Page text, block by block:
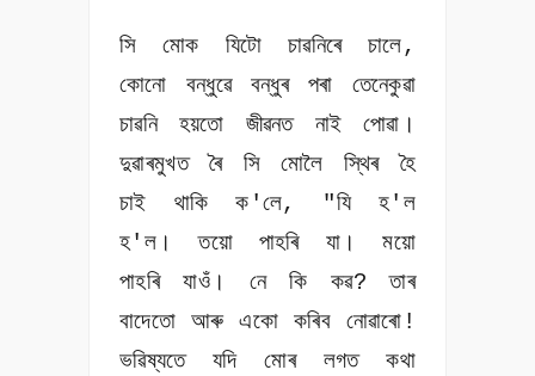
সি মোক যিটো চাৱনিৰে চালে,
কোনো বন্ধুৱে বন্ধুৰ পৰা তেনেকুৱা
চাৱনি হয়তো জীৱনত নাই পোৱা।
দুৱাৰমুখত ৰৈ সি মোলৈ স্থিৰ হৈ
চাই থাকি ক'লে, "যি হ'ল
হ'ল। তয়ো পাহৰি যা। ময়ো
পাহৰি যাওঁ। নে কি কৱ? তাৰ
বাদেতো আৰু একো কৰিব নোৱাৰো!
ভৱিষ্যতে যদি মোৰ লগত কথা